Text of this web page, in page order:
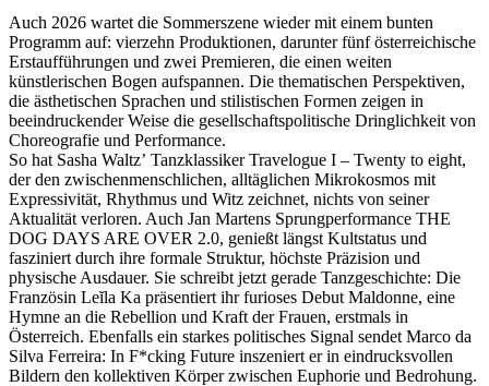
Auch 2026 wartet die Sommerszene wieder mit einem bunten
Programm auf: vierzehn Produktionen, darunter fünf österreichische
Erstaufführungen und zwei Premieren, die einen weiten
künstlerischen Bogen aufspannen. Die thematischen Perspektiven,
die ästhetischen Sprachen und stilistischen Formen zeigen in
beeindruckender Weise die gesellschaftspolitische Dringlichkeit von
Choreografie und Performance.
So hat Sasha Waltzʼ Tanzklassiker Travelogue I – Twenty to eight,
der den zwischenmenschlichen, alltäglichen Mikrokosmos mit
Expressivität, Rhythmus und Witz zeichnet, nichts von seiner
Aktualität verloren. Auch Jan Martens Sprungperformance THE
DOG DAYS ARE OVER 2.0, genießt längst Kultstatus und
fasziniert durch ihre formale Struktur, höchste Präzision und
physische Ausdauer. Sie schreibt jetzt gerade Tanzgeschichte: Die
Französin Leĭla Ka präsentiert ihr furioses Debut Maldonne, eine
Hymne an die Rebellion und Kraft der Frauen, erstmals in
Österreich. Ebenfalls ein starkes politisches Signal sendet Marco da
Silva Ferreira: In F*cking Future inszeniert er in eindrucksvollen
Bildern den kollektiven Körper zwischen Euphorie und Bedrohung.